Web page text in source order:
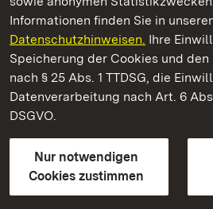
Informationen finden Sie in
Datenschutzhinweisen. Ihre
Speicherung der Cookies und
nach § 25 Abs. 1 TTDSG, die
Datenverarbeitung nach Art. 6
DSGVO.
Nur notwendigen
Cookies zustimmen
Staatliche Schlösser und Gärten
Staatliche Schlösser und Gärten
Kontakt
GebärdenspracheLeichte Sprache
Erklärung zur Barrierefreiheit
BITV-konform (geprüfte Seiten)